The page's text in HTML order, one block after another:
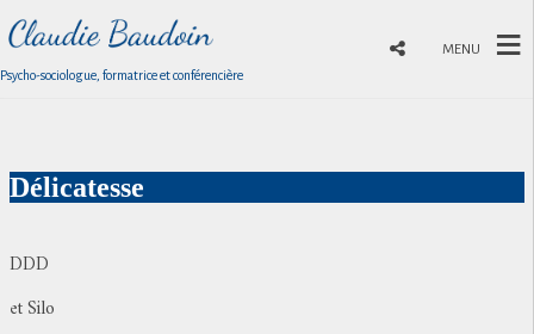
Psycho-sociologue, formatrice et conférencière
MENU
Délicatesse
DDD
et Silo